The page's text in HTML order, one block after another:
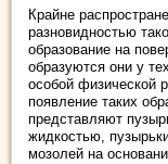
Крайне
разновидностью
образование на
образуются они у
особой физической
появление таких
представляют
жидкостью,
мозолей на